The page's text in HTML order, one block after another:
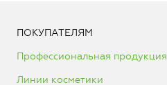
ПОКУПАТЕЛЯМ
Профессиональная продукция
Линии косметики